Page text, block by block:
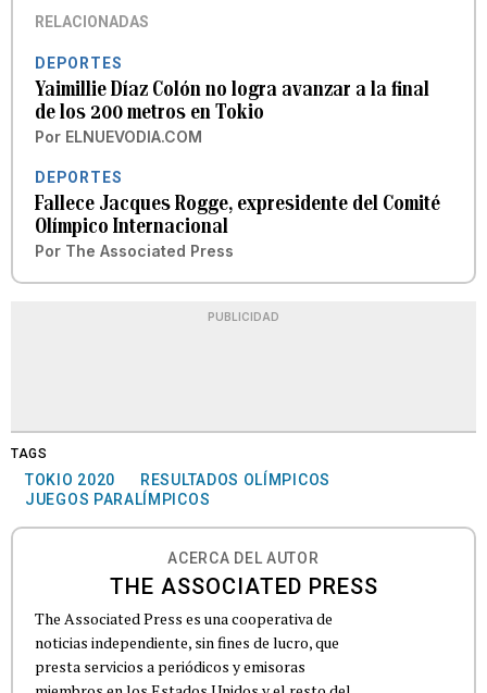
RELACIONADAS
DEPORTES
Yaimillie Díaz Colón no logra avanzar a la final
de los 200 metros en Tokio
Por ELNUEVODIA.COM
DEPORTES
Fallece Jacques Rogge, expresidente del Comité
Olímpico Internacional
Por The Associated Press
PUBLICIDAD
TAGS
TOKIO 2020
RESULTADOS OLÍMPICOS
JUEGOS PARALÍMPICOS
ACERCA DEL AUTOR
THE ASSOCIATED PRESS
The Associated Press es una cooperativa de
noticias independiente, sin fines de lucro, que
presta servicios a periódicos y emisoras